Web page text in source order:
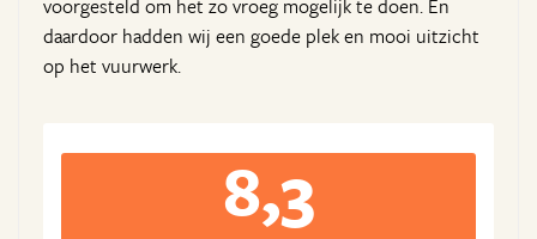
voorgesteld om het zo vroeg mogelijk te doen. En
daardoor hadden wij een goede plek en mooi uitzicht
op het vuurwerk.
8,3